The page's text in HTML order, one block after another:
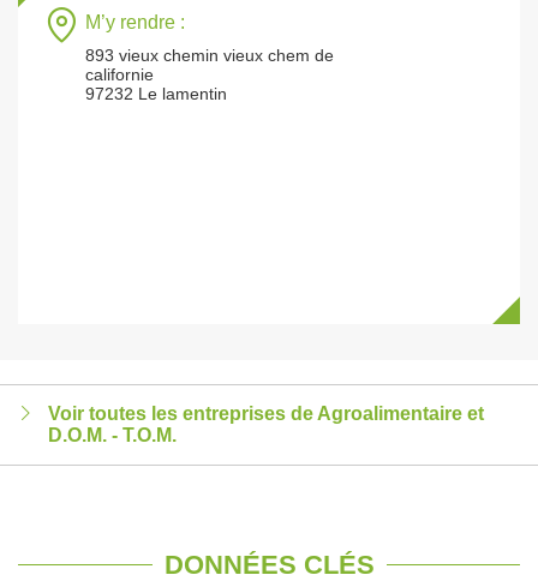
M’y rendre :
893 vieux chemin vieux chem de
californie
97232 Le lamentin
Voir toutes les entreprises de Agroalimentaire et
D.O.M. - T.O.M.
DONNÉES CLÉS